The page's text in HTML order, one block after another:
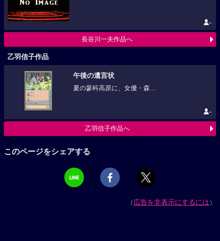
-
長谷川一夫作品へ
乙羽信子作品
午後の遺言状
夏の蓼科高原に、女優・森...
-
乙羽信子作品へ
このページをシェアする
（広告を非表示にするには）